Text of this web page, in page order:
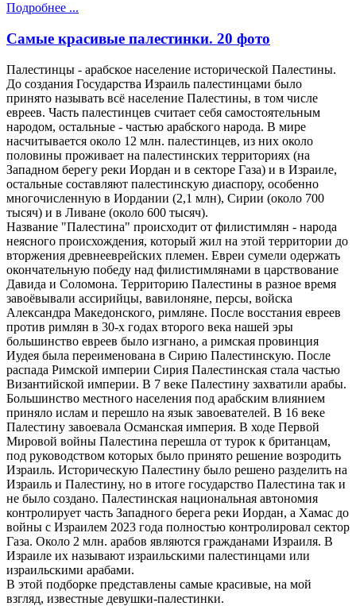
Подробнее ...
Самые красивые палестинки. 20 фото
Палестинцы - арабское население исторической Палестины.
До создания Государства Израиль палестинцами было
принято называть всё население Палестины, в том числе
евреев. Часть палестинцев считает себя самостоятельным
народом, остальные - частью арабского народа. В мире
насчитывается около 12 млн. палестинцев, из них около
половины проживает на палестинских территориях (на
Западном берегу реки Иордан и в секторе Газа) и в Израиле,
остальные составляют палестинскую диаспору, особенно
многочисленную в Иордании (2,1 млн), Сирии (около 700
тысяч) и в Ливане (около 600 тысяч).
Название "Палестина" происходит от филистимлян - народа
неясного происхождения, который жил на этой территории до
вторжения древнееврейских племен. Евреи сумели одержать
окончательную победу над филистимлянами в царствование
Давида и Соломона. Территорию Палестины в разное время
завоёвывали ассирийцы, вавилоняне, персы, войска
Александра Македонского, римляне. После восстания евреев
против римлян в 30-х годах второго века нашей эры
большинство евреев было изгнано, а римская провинция
Иудея была переименована в Сирию Палестинскую. После
распада Римской империи Сирия Палестинская стала частью
Византийской империи. В 7 веке Палестину захватили арабы.
Большинство местного населения под арабским влиянием
приняло ислам и перешло на язык завоевателей. В 16 веке
Палестину завоевала Османская империя. В ходе Первой
Мировой войны Палестина перешла от турок к британцам,
под руководством которых было принято решение возродить
Израиль. Историческую Палестину было решено разделить на
Израиль и Палестину, но в итоге государство Палестина так и
не было создано. Палестинская национальная автономия
контролирует часть Западного берега реки Иордан, а Хамас до
войны с Израилем 2023 года полностью контролировал сектор
Газа. Около 2 млн. арабов являются гражданами Израиля. В
Израиле их называют израильскими палестинцами или
израильскими арабами.
В этой подборке представлены самые красивые, на мой
взгляд, известные девушки-палестинки.